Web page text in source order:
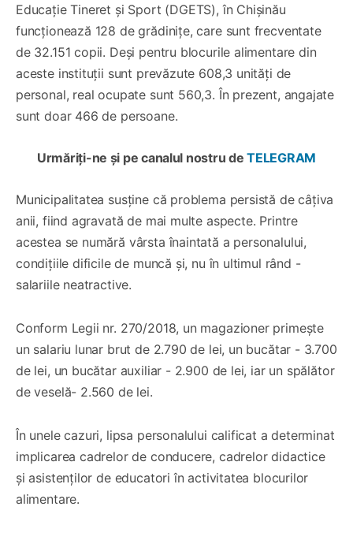
Educație Tineret și Sport (DGETS), în Chișinău
funcționează 128 de grădinițe, care sunt frecventate
de 32.151 copii. Deși pentru blocurile alimentare din
aceste instituții sunt prevăzute 608,3 unități de
personal, real ocupate sunt 560,3. În prezent, angajate
sunt doar 466 de persoane.
Urmăriți-ne și pe canalul nostru deTELEGRAM
Municipalitatea susține că problema persistă de câțiva
anii, fiind agravată de mai multe aspecte. Printre
acestea se numără vârsta înaintată a personalului,
condițiile dificile de muncă și, nu în ultimul rând -
salariile neatractive.
Conform Legii nr. 270/2018, un magazioner primește
un salariu lunar brut de 2.790 de lei, un bucătar - 3.700
de lei, un bucătar auxiliar - 2.900 de lei, iar un spălător
de veselă- 2.560 de lei.
În unele cazuri, lipsa personalului calificat a determinat
implicarea cadrelor de conducere, cadrelor didactice
și asistenților de educatori în activitatea blocurilor
alimentare.